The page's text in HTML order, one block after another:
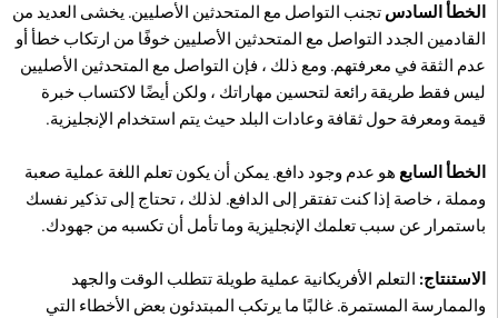
الخطأ السادس تجنب التواصل مع المتحدثين الأصليين. يخشى العديد من
القادمين الجدد التواصل مع المتحدثين الأصليين خوفًا من ارتكاب خطأ أو
عدم الثقة في معرفتهم. ومع ذلك ، فإن التواصل مع المتحدثين الأصليين
ليس فقط طريقة رائعة لتحسين مهاراتك ، ولكن أيضًا لاكتساب خبرة
قيمة ومعرفة حول ثقافة وعادات البلد حيث يتم استخدام الإنجليزية.
الخطأ السابع هو عدم وجود دافع. يمكن أن يكون تعلم اللغة عملية صعبة
ومملة ، خاصة إذا كنت تفتقر إلى الدافع. لذلك ، تحتاج إلى تذكير نفسك
باستمرار عن سبب تعلمك الإنجليزية وما تأمل أن تكسبه من جهودك.
الاستنتاج: التعلم الأفريكانية عملية طويلة تتطلب الوقت والجهد
والممارسة المستمرة. غالبًا ما يرتكب المبتدئون بعض الأخطاء التي